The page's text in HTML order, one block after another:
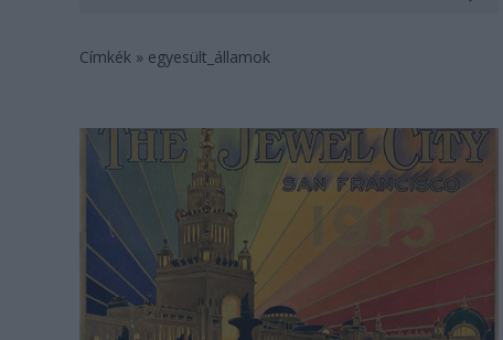
Címkék » egyesült_államok